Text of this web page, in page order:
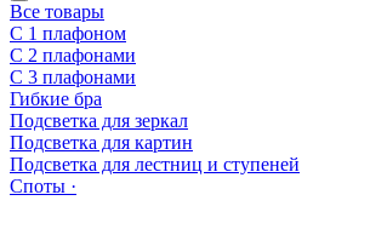
Все товары
С 1 плафоном
С 2 плафонами
С 3 плафонами
Гибкие бра
Подсветка для зеркал
Подсветка для картин
Подсветка для лестниц и ступеней
Споты ·